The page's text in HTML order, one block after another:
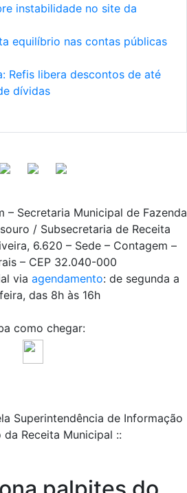
instabilidade no site da
equilíbrio nas contas públicas
Refis libera descontos de até
dívidas
– Secretaria Municipal de Fazenda
/ Subsecretaria de Receita
6.620 – Sede – Contagem –
– CEP 32.040-000
via agendamento: de segunda a
das 8h às 16h
como chegar:
Superintendência de Informação
da Receita Municipal ::